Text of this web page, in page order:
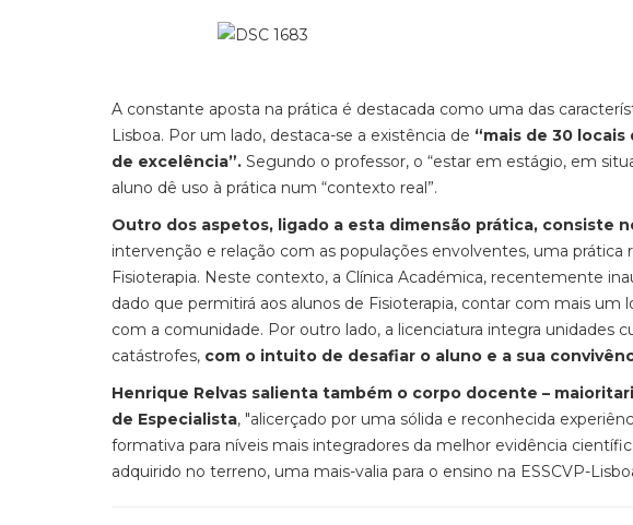
A constante aposta na prática é destacada como uma das
Lisboa. Por um lado, destaca-se a existência de “mais de 30
de excelência”. Segundo o professor, o “estar em estágio, em
aluno dê uso à prática num “contexto real”.
Outro dos aspetos, ligado a esta dimensão prática, consiste
intervenção e relação com as populações envolventes, uma
Fisioterapia. Neste contexto, a Clínica Académica, recentemente
dado que permitirá aos alunos de Fisioterapia, contar com mais
com a comunidade. Por outro lado, a licenciatura integra unidades
catástrofes, com o intuito de desafiar o aluno e a sua
Henrique Relvas salienta também o corpo docente –
de Especialista, "alicerçado por uma sólida e reconhecida
formativa para níveis mais integradores da melhor evidência
adquirido no terreno, uma mais-valia para o ensino na ESSCVP-